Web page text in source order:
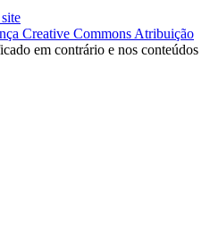
Creative Commons Atribuição
em contrário e nos conteúdos